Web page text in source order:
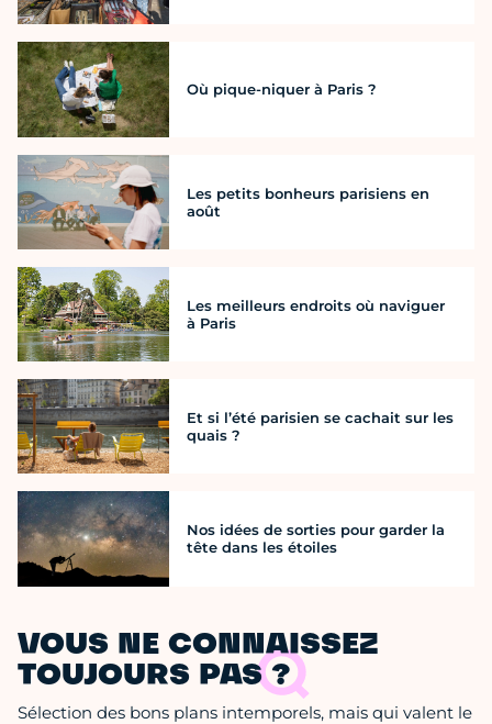
Où pique-niquer à Paris ?
Les petits bonheurs parisiens en
août
Les meilleurs endroits où naviguer
à Paris
Et si l’été parisien se cachait sur les
quais ?
Nos idées de sorties pour garder la
tête dans les étoiles
VOUS NE CONNAISSEZ
TOUJOURS PAS ?
Sélection des bons plans intemporels, mais qui valent le